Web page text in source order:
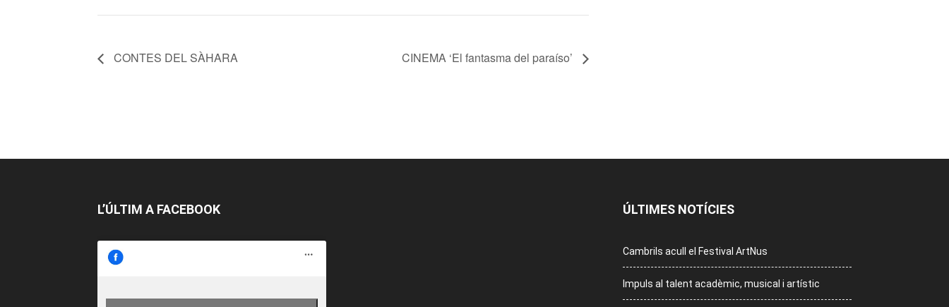
CONTES DEL SÀHARA CINEMA ‘El fantasma del paraíso’
L’ÚLTIM A FACEBOOK ÚLTIMES NOTÍCIES
Cambrils acull el Festival ArtNus
Impuls al talent acadèmic, musical i artístic